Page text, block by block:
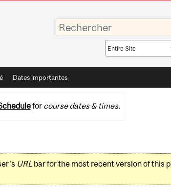
Saisissez
vos
mots-
Search
scope
Dates importantes
for course dates & times.
URLbar for the most recent version of this